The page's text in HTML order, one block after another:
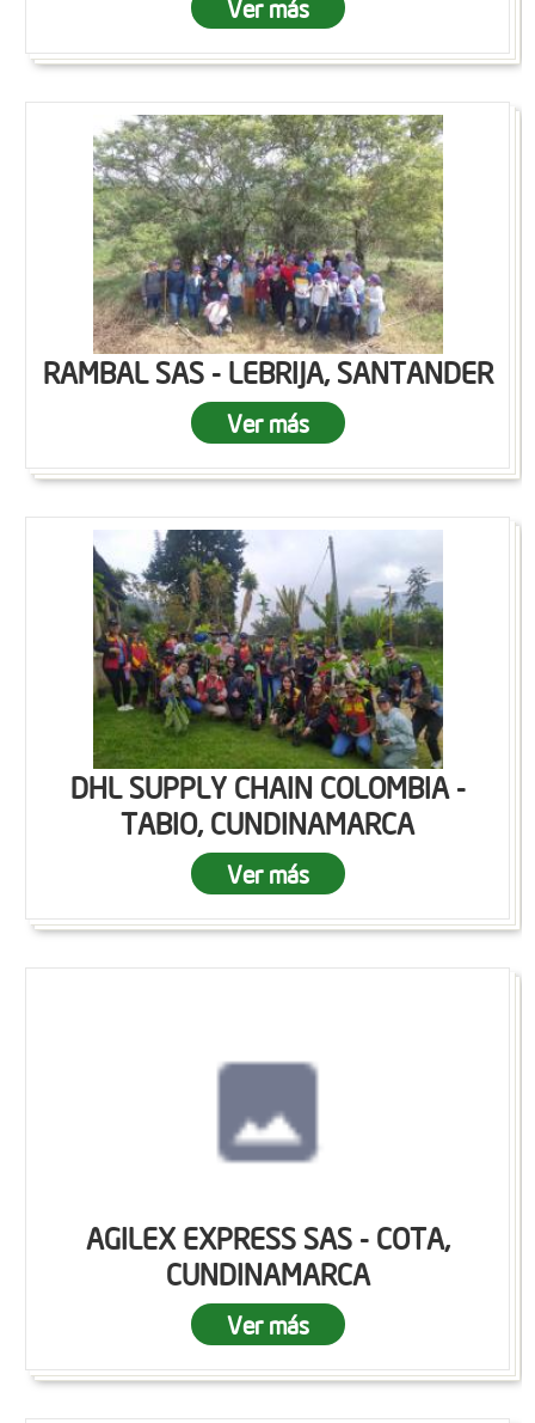
Ver más
RAMBAL SAS - LEBRIJA, SANTANDER
Ver más
DHL SUPPLY CHAIN COLOMBIA -
TABIO, CUNDINAMARCA
Ver más
AGILEX EXPRESS SAS - COTA,
CUNDINAMARCA
Ver más